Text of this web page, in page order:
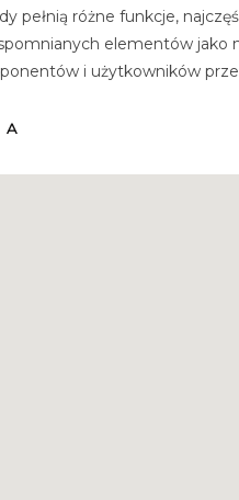
pełnią różne funkcje,
elementów jako
i użytkowników